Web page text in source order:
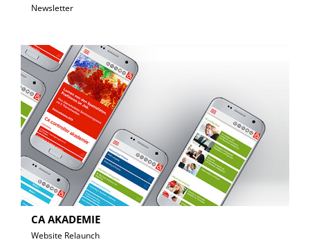
Newsletter
CA AKADEMIE
Website Relaunch